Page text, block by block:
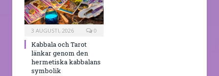
3 AUGUSTI, 2026 0
Kabbala och Tarot
länkar genom den
hermetiska kabbalans
symbolik